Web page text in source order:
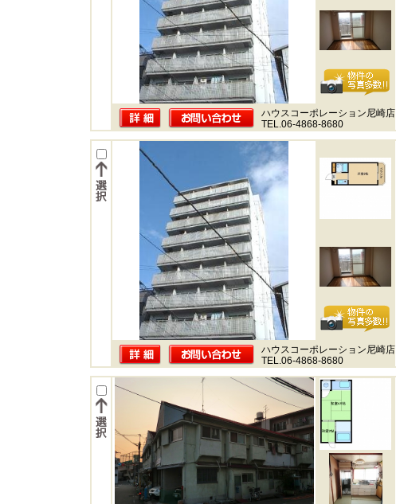
ハウスコーポレーション尼崎店
TEL.06-4868-8680
ハウスコーポレーション尼崎店
TEL.06-4868-8680